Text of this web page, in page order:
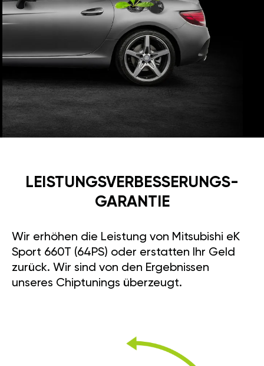
LEISTUNGSVERBESSE­RUNGS­
GARANTIE
Wir erhöhen die Leistung von Mitsubishi eK
Sport 660T (64PS) oder erstatten Ihr Geld
zurück. Wir sind von den Ergebnissen
unseres Chiptunings überzeugt.